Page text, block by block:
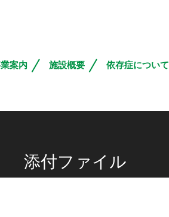
案内 施設概要 依存症について
添付ファイル